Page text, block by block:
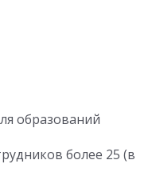
образований
более 25 (в